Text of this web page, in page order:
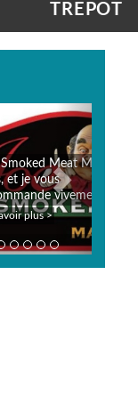
TREPOT
Matin
Next